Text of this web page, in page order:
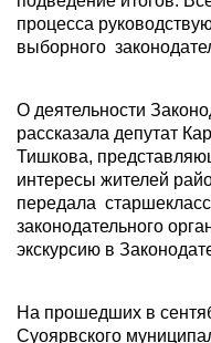
процесса
выборного
О деятельности
рассказала депутат
Тишкова,
интересы жителей
передала
законодательного
экскурсию в
На прошедших в
Суоярвского